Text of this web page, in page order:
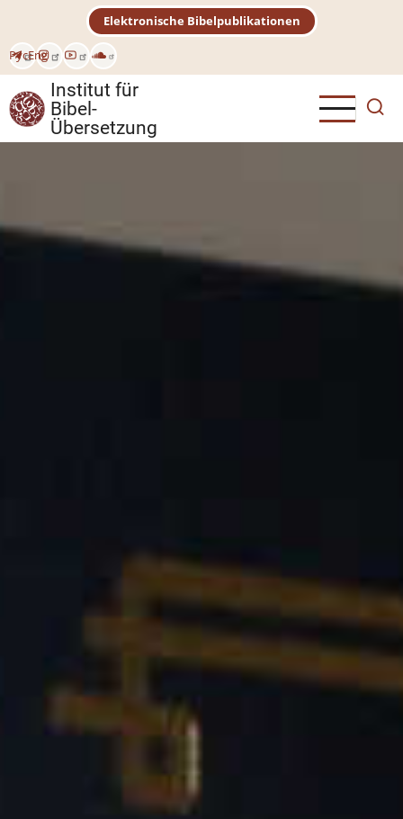
Inhalt
РусEng
Elektronische Bibelpublikationen
Institut für
Bibel-
Übersetzung